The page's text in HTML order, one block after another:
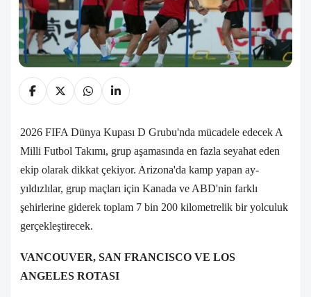
2026 FIFA Dünya Kupası D Grubu'nda mücadele edecek A
Milli Futbol Takımı, grup aşamasında en fazla seyahat eden
ekip olarak dikkat çekiyor. Arizona'da kamp yapan ay-
yıldızlılar, grup maçları için Kanada ve ABD'nin farklı
şehirlerine giderek toplam 7 bin 200 kilometrelik bir yolculuk
gerçekleştirecek.
VANCOUVER, SAN FRANCISCO VE LOS
ANGELES ROTASI